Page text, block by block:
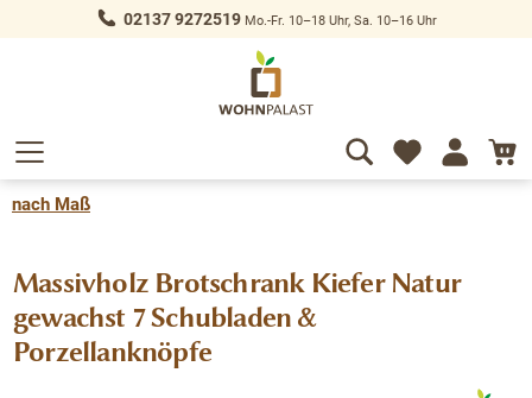
springen 02137 9272519Mo.-Fr. 10–18 Uhr, Sa. 10–16 Uhr
nach Maß
Massivholz Brotschrank Kiefer Natur
gewachst 7 Schubladen &
Porzellanknöpfe